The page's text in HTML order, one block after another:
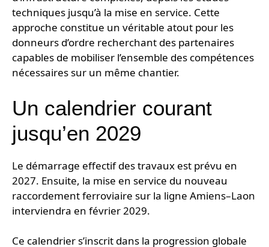
techniques jusqu’à la mise en service. Cette
approche constitue un véritable atout pour les
donneurs d’ordre recherchant des partenaires
capables de mobiliser l’ensemble des compétences
nécessaires sur un même chantier.
Un calendrier courant
jusqu’en 2029
Le démarrage effectif des travaux est prévu en
2027. Ensuite, la mise en service du nouveau
raccordement ferroviaire sur la ligne Amiens–Laon
interviendra en février 2029.
Ce calendrier s’inscrit dans la progression globale